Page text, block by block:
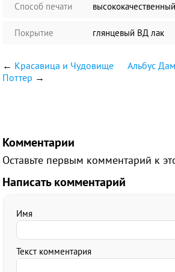
Способ печати
Покрытие глянцевый ВД лак
← Красавица и Чудовище
Альбус
Поттер →
Комментарии
Оставьте первым комментарий к
Написать комментарий
Имя
Текст комментария